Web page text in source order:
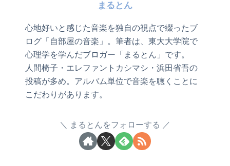
まるとん
心地好いと感じた音楽を独自の視点で綴ったブ
ログ「自部屋の音楽」。筆者は、東大大学院で
心理学を学んだブロガー「まるとん」です。
人間椅子・エレファントカシマシ・浜田省吾の
投稿が多め。アルバム単位で音楽を聴くことに
こだわりがあります。
まるとんをフォローする